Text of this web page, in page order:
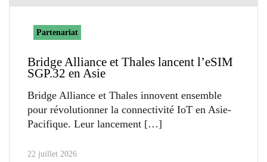
Partenariat
Bridge Alliance et Thales lancent l’eSIM
SGP.32 en Asie
Bridge Alliance et Thales innovent ensemble
pour révolutionner la connectivité IoT en Asie-
Pacifique. Leur lancement
22 juillet 2026